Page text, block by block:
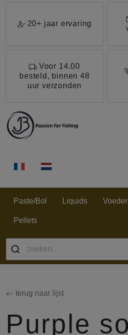
20+ jaar ervaring
Voor 14.00
besteld, binnen 48
uur verzonden
Paste/Bol Liquids
Pellets
terug naar lijst
Purple